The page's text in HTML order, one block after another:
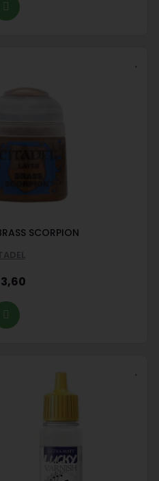
SCORPION
3,60